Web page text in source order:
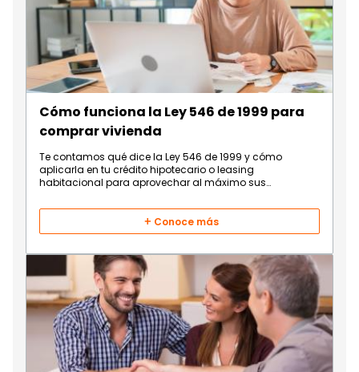
Cómo funciona la Ley 546 de 1999 para
comprar vivienda
Te contamos qué dice la Ley 546 de 1999 y cómo
aplicarla en tu crédito hipotecario o leasing
habitacional para aprovechar al máximo sus
Conoce más